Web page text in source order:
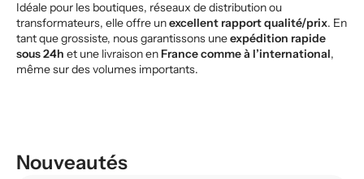
Idéale pour les boutiques, réseaux de distribution ou
transformateurs, elle offre unexcellent rapport qualité/prix. En
tant que grossiste, nous garantissons uneexpédition rapide
sous 24h et une livraison enFrance comme à l’international,
même sur des volumes importants.
Nouveautés